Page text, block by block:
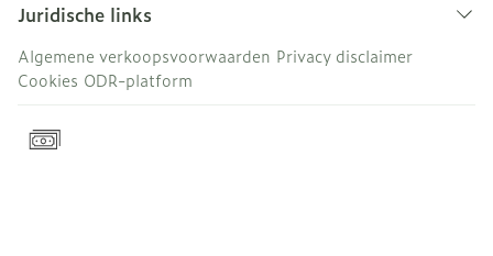
Juridische links
Algemene verkoopsvoorwaarden Privacy disclaimer
Cookies ODR-platform